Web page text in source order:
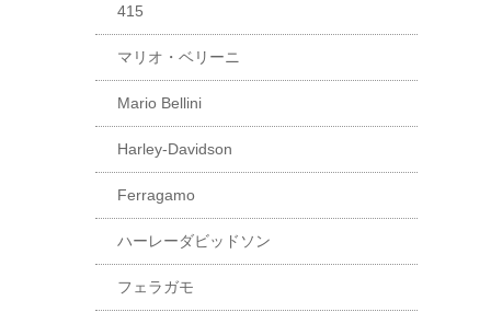
415
マリオ・ベリーニ
Mario Bellini
Harley-Davidson
Ferragamo
ハーレーダビッドソン
フェラガモ